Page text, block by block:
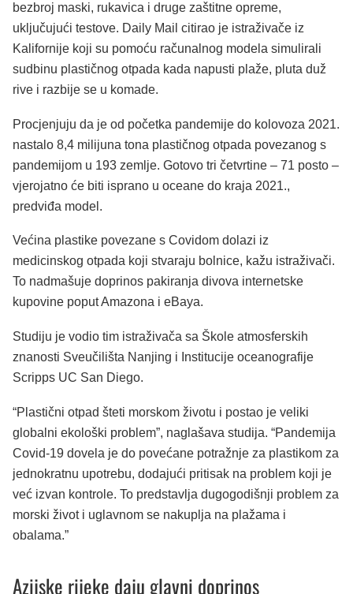
bezbroj maski, rukavica i druge zaštitne opreme,
uključujući testove. Daily Mail citirao je istraživače iz
Kalifornije koji su pomoću računalnog modela simulirali
sudbinu plastičnog otpada kada napusti plaže, pluta duž
rive i razbije se u komade.
Procjenjuju da je od početka pandemije do kolovoza 2021.
nastalo 8,4 milijuna tona plastičnog otpada povezanog s
pandemijom u 193 zemlje. Gotovo tri četvrtine – 71 posto –
vjerojatno će biti isprano u oceane do kraja 2021.,
predviđa model.
Većina plastike povezane s Covidom dolazi iz
medicinskog otpada koji stvaraju bolnice, kažu istraživači.
To nadmašuje doprinos pakiranja divova internetske
kupovine poput Amazona i eBaya.
Studiju je vodio tim istraživača sa Škole atmosferskih
znanosti Sveučilišta Nanjing i Institucije oceanografije
Scripps UC San Diego.
“Plastični otpad šteti morskom životu i postao je veliki
globalni ekološki problem”, naglašava studija. “Pandemija
Covid-19 dovela je do povećane potražnje za plastikom za
jednokratnu upotrebu, dodajući pritisak na problem koji je
već izvan kontrole. To predstavlja dugogodišnji problem za
morski život i uglavnom se nakuplja na plažama i
obalama.”
Azijske rijeke daju glavni doprinos